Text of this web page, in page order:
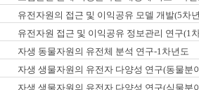
유전자원의 접근 및 이익공유 모델 개발(5차
유전자원 접근 및 이익공유 정보관리 연구(1
자생 동물자원의 유전체 분석 연구-1차년도
자생 생물자원의 유전자 다양성 연구(동물분
자생 생물자원의 유전자 다양성 연구(식물분